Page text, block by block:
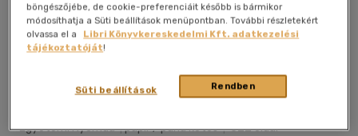
Egyetemi Nyomda|papír / puha kötés|322 oldal
böngészőjébe, de cookie-preferenciáit később is bármikor
módosíthatja a Süti beállítások menüpontban. További részletekért
olvassa el a
Libri Könyvkereskedelmi Kft. adatkezelési
tájékoztatóját!
Rendben
Süti beállítások